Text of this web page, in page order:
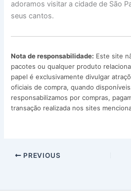
adoramos visitar a cidade de São
seus cantos.
Nota de responsabilidade: Este site
pacotes ou qualquer produto
papel é exclusivamente divulgar
oficiais de compra, quando
responsabilizamos por compras,
transação realizada nos sites
PREVIOUS